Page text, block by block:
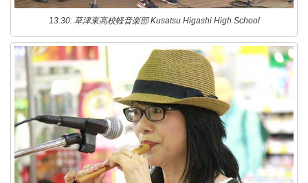
13:30: 草津東高校軽音楽部 Kusatsu Higashi High School